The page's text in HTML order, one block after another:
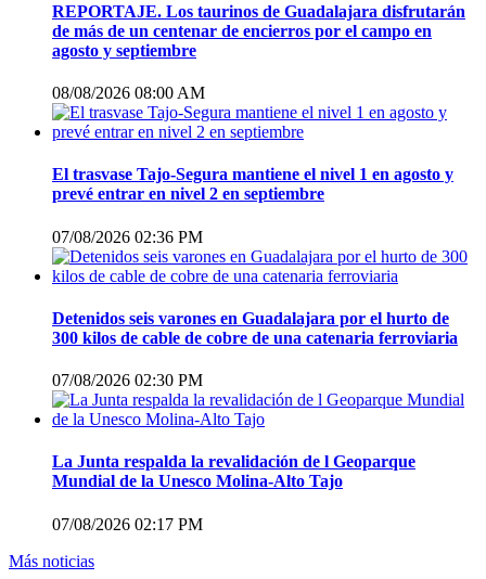
REPORTAJE. Los taurinos de Guadalajara disfrutarán
de más de un centenar de encierros por el campo en
agosto y septiembre
08/08/2026 08:00 AM
El trasvase Tajo-Segura mantiene el nivel 1 en agosto y
prevé entrar en nivel 2 en septiembre
07/08/2026 02:36 PM
Detenidos seis varones en Guadalajara por el hurto de
300 kilos de cable de cobre de una catenaria ferroviaria
07/08/2026 02:30 PM
La Junta respalda la revalidación de l Geoparque
Mundial de la Unesco Molina-Alto Tajo
07/08/2026 02:17 PM
Más noticias